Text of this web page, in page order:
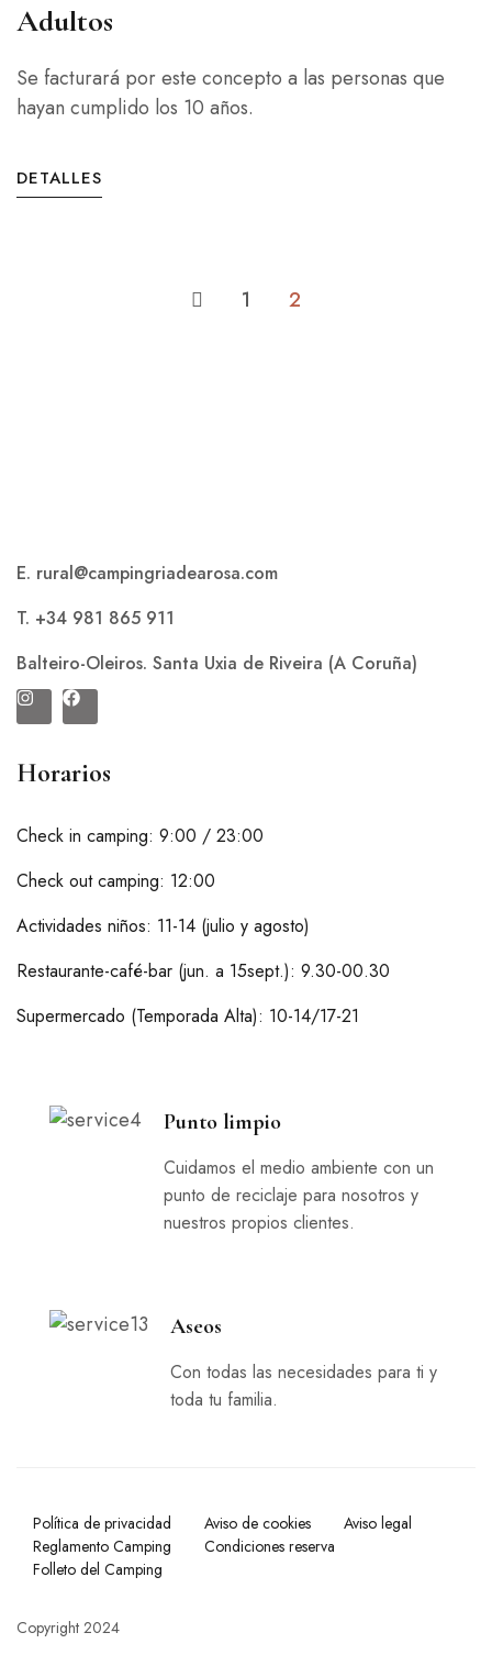
Adultos
Se facturará por este concepto a las personas que
hayan cumplido los 10 años.
DETALLES
1 2
E. rural@campingriadearosa.com
T. +34 981 865 911
Balteiro-Oleiros. Santa Uxia de Riveira (A Coruña)
Horarios
Check in camping: 9:00 / 23:00
Check out camping: 12:00
Actividades niños: 11-14 (julio y agosto)
Restaurante-café-bar (jun. a 15sept.): 9.30-00.30
Supermercado (Temporada Alta): 10-14/17-21
Punto limpio
Cuidamos el medio ambiente con un
punto de reciclaje para nosotros y
nuestros propios clientes.
Aseos
Con todas las necesidades para ti y
toda tu familia.
Copyright 2024
Política de privacidad Aviso de cookies
Aviso legal
Reglamento Camping
Condiciones reserva
Folleto del Camping